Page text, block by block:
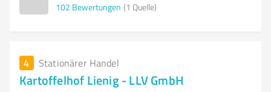
102 Bewertungen (1 Quelle)
4 Stationärer Handel
Kartoffelhof Lienig - LLV GmbH